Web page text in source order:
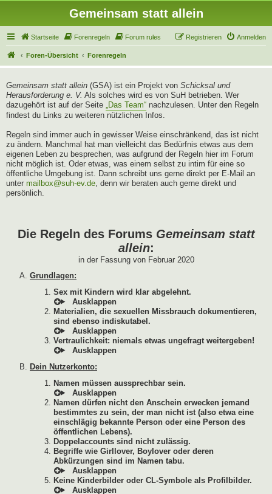
Gemeinsam statt allein
Startseite Forenregeln Forum rules Anmelden
Registrieren
Foren-Übersicht Forenregeln
Gemeinsam statt allein (GSA) ist ein Projekt von Schicksal und
Herausforderung e. V. Als solches wird es von SuH betrieben. Wer
dazugehört ist auf der Seite „Das Team“ nachzulesen. Unter den Regeln
findest du Links zu weiteren nützlichen Infos.
Regeln sind immer auch in gewisser Weise einschränkend, das ist nicht
zu ändern. Manchmal hat man vielleicht das Bedürfnis etwas aus dem
eigenen Leben zu besprechen, was aufgrund der Regeln hier im Forum
nicht möglich ist. Oder etwas, was einem selbst zu intim für eine so
öffentliche Umgebung ist. Dann schreibt uns gerne direkt per E-Mail an
unter mailbox@suh-ev.de, denn wir beraten auch gerne direkt und
persönlich.
Die Regeln des Forums Gemeinsam statt
allein:
in der Fassung von Februar 2020
Grundlagen:
Sex mit Kindern wird klar abgelehnt.
Materialien, die sexuellen Missbrauch dokumentieren,
sind ebenso indiskutabel.
Vertraulichkeit: niemals etwas ungefragt weitergeben!
Dein Nutzerkonto:
Namen müssen aussprechbar sein.
Namen dürfen nicht den Anschein erwecken jemand
bestimmtes zu sein, der man nicht ist (also etwa eine
einschlägig bekannte Person oder eine Person des
öffentlichen Lebens).
Doppelaccounts sind nicht zulässig.
Begriffe wie Girllover, Boylover oder deren
Abkürzungen sind im Namen tabu.
Keine Kinderbilder oder CL-Symbole als Profilbilder.